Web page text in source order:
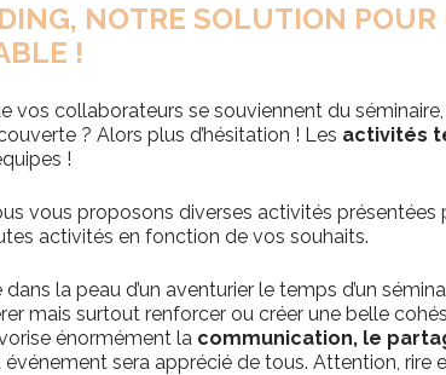
NOTRE SOLUTION POUR
!
vos collaborateurs se souviennent du
? Alors plus d’hésitation ! Les activités
!
vous proposons diverses activités présentées
activités en fonction de vos souhaits.
la peau d’un aventurier le temps d’un
mais surtout renforcer ou créer une belle
énormément la communication, le
sera apprécié de tous. Attention, rire